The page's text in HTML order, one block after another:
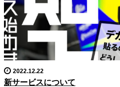
2022.12.22
新サービスについて